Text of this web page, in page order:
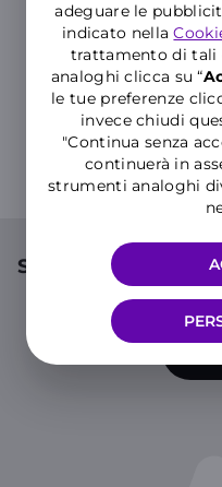
adeguare le
indicato nella
trattamento di tali
analoghi clicca su “
le tue preferenze
invece chiudi
"Continua senza
continuerà in
strumenti analoghi
Scopri di più su
consultando i